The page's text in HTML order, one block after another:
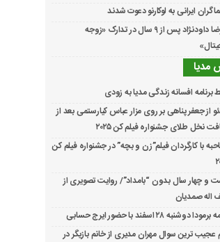
ایرانی به لوکارنو دعوت شدند
علیرضا داودنژاد پس از ۹ سال در تدارک «زوجه
مدیا
افسانه زندگی مدیا به زودی
از جعفر پناهی بر روی مزار عباس کیارستمی بعد از
نخل طلای جشنواره فیلم کن ۲۰۲۵
با کارگردان فیلم”زن و بچه” در جشنواره فیلم کن
و چهار سال بدون “بامداد”/ روایت تصویری از
اله صمدیان
دوشنبه ۲۸ اسفند با حضور ایرج حسابی
عجیب ترین سوال مهران مدیری از خانم بازیگر در